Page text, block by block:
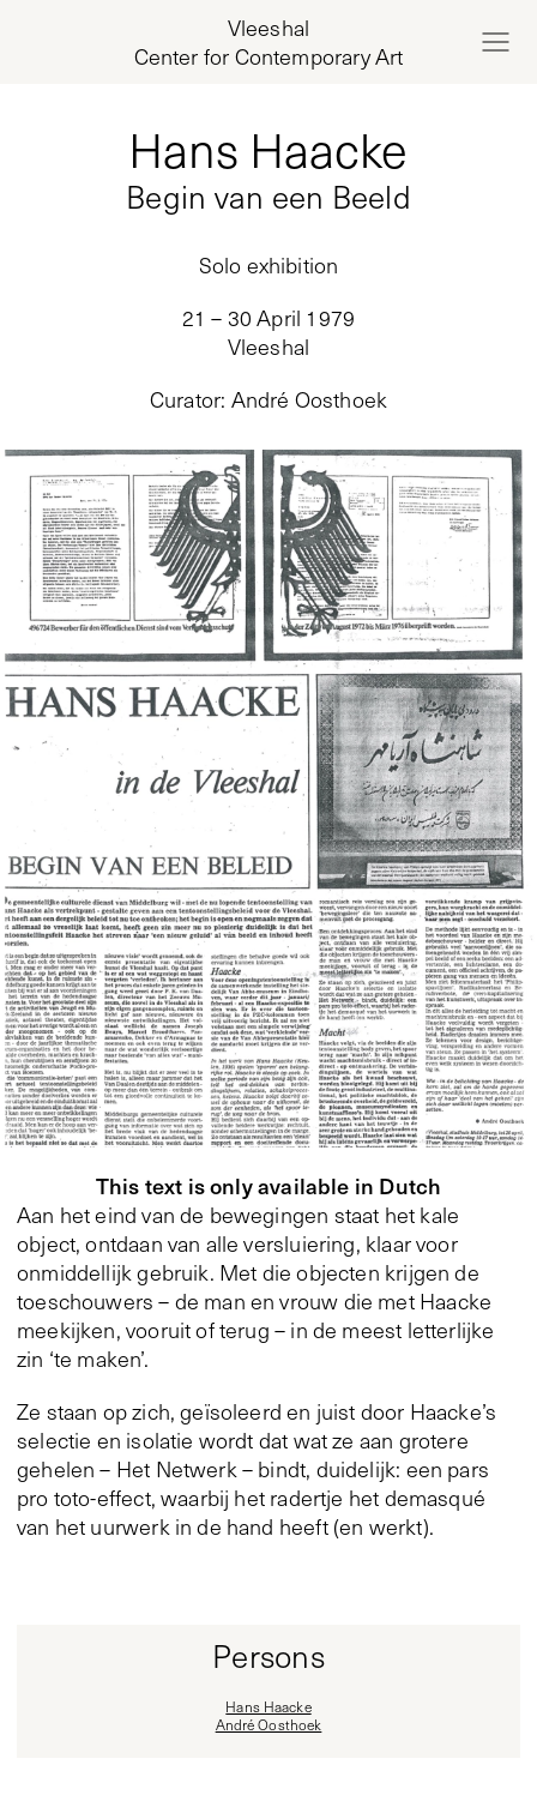
Vleeshal
Center for Contemporary Art
Begin van een Beeld
Hans Haacke
Solo exhibition
21 – 30 April 1979
Vleeshal
Curator: André Oosthoek
This text is only available in Dutch
Aan het eind van de bewegingen staat het kale
object, ontdaan van alle versluiering, klaar voor
onmiddellijk gebruik. Met die objecten krijgen de
toeschouwers – de man en vrouw die met Haacke
meekijken, vooruit of terug – in de meest letterlijke
zin ‘te maken’.
Ze staan op zich, geïsoleerd en juist door Haacke’s
selectie en isolatie wordt dat wat ze aan grotere
gehelen – Het Netwerk – bindt, duidelijk: een pars
pro toto-effect, waarbij het radertje het demasqué
van het uurwerk in de hand heeft (en werkt).
Persons
Hans Haacke
André Oosthoek